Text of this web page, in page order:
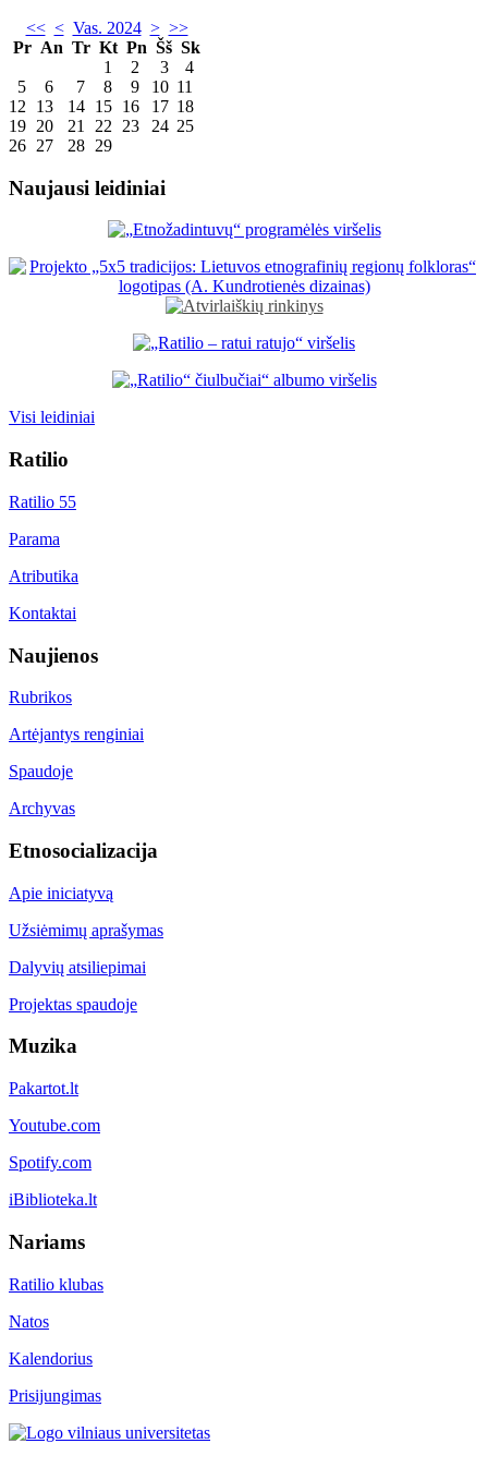
<< < Vas. 2024 > >>
Pr An Tr Kt Pn Šš Sk
1
2 3
4
5
6 7 8 9 10 11
12
13 14 15 16 17 18
19 20 21 22 23 24 25
26 27 28 29
Naujausi leidiniai
Visi leidiniai
Ratilio
Ratilio 55
Parama
Atributika
Kontaktai
Naujienos
Rubrikos
Artėjantys renginiai
Spaudoje
Archyvas
Etnosocializacija
Apie iniciatyvą
Užsiėmimų aprašymas
Dalyvių atsiliepimai
Projektas spaudoje
Muzika
Pakartot.lt
Youtube.com
Spotify.com
iBiblioteka.lt
Nariams
Ratilio klubas
Natos
Kalendorius
Prisijungimas